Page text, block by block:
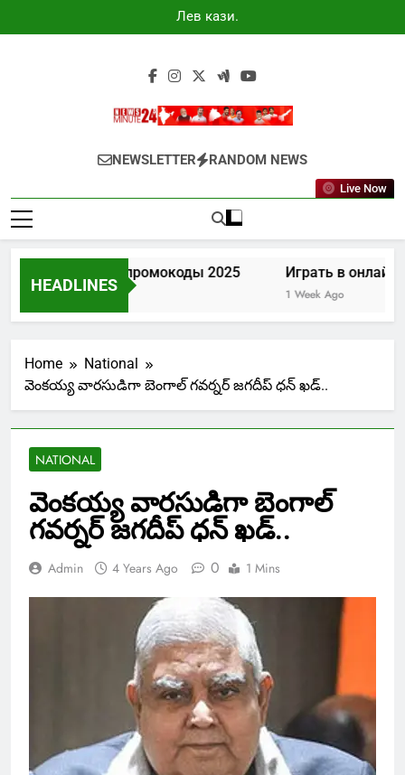
to
Лев казино
промокоды
Newsminute24
Get All Updated Telugu News
NEWSLETTER RANDOM NEWS
Live Now
HEADLINES
Лев казино промокоды 2025
6 Days Ago
Играть в онлайн
1 Week Ago
Home
National
వెంకయ్య వారసుడిగా బెంగాల్ గవర్నర్ జగదీప్ ధన్ ఖడ్..
NATIONAL
వెంకయ్య వారసుడిగా బెంగాల్
గవర్నర్ జగదీప్ ధన్ ఖడ్..
Admin 4 Years Ago 0 1 Mins